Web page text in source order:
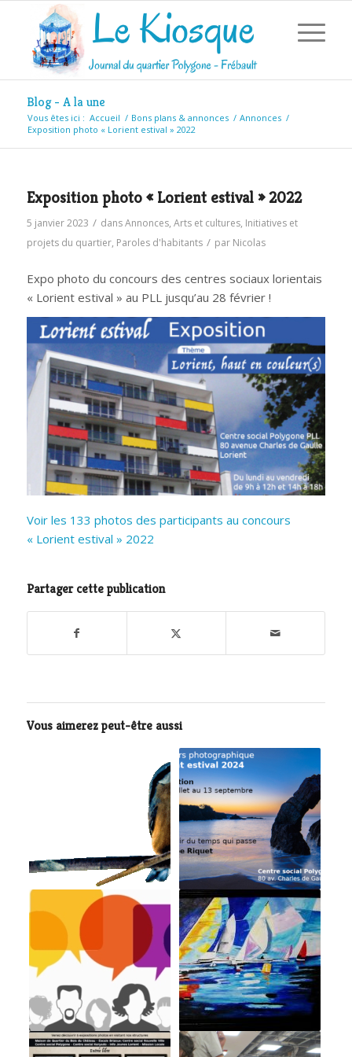
Blog - A la une
Vous êtes ici : Accueil / Bons plans & annonces / Annonces /
Exposition photo « Lorient estival » 2022
Exposition photo « Lorient estival » 2022
5 janvier 2023 / dansAnnonces, Arts et cultures, Initiatives et
projets du quartier, Paroles d'habitants / par Nicolas
Expo photo du concours des centres sociaux lorientais
« Lorient estival » au PLL jusqu’au 28 février !
Voir les 133 photos des participants au concours
« Lorient estival » 2022
Partager cette publication
Vous aimerez peut-être aussi